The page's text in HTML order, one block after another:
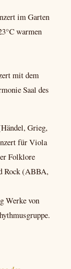
im Garten
warmen
mit dem
Saal des
Grieg,
für Viola
Folklore
Rock (ABBA,
Werke von